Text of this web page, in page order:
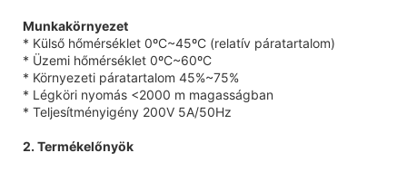
Munkakörnyezet
* Külső hőmérséklet 0ºC~45ºC (relatív páratartalom)
* Üzemi hőmérséklet 0ºC~60ºC
* Környezeti páratartalom 45%~75%
* Légköri nyomás <2000 m magasságban
* Teljesítményigény 200V 5A/50Hz
2. Termékelőnyök